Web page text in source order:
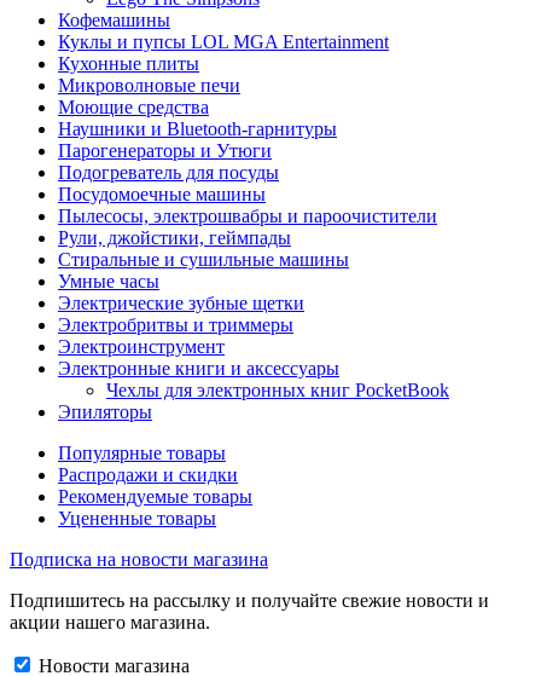
Кофемашины
Куклы и пупсы LOL MGA Entertainment
Кухонные плиты
Микроволновые печи
Моющие средства
Наушники и Bluetooth-гарнитуры
Парогенераторы и Утюги
Подогреватель для посуды
Посудомоечные машины
Пылесосы, электрошвабры и пароочистители
Рули, джойстики, геймпады
Стиральные и сушильные машины
Умные часы
Электрические зубные щетки
Электробритвы и триммеры
Электроинструмент
Электронные книги и аксессуары
Чехлы для электронных книг PocketBook
Эпиляторы
Популярные товары
Распродажи и скидки
Рекомендуемые товары
Уцененные товары
Подписка на новости магазина
Подпишитесь на рассылку и получайте свежие новости и
акции нашего магазина.
Новости магазина